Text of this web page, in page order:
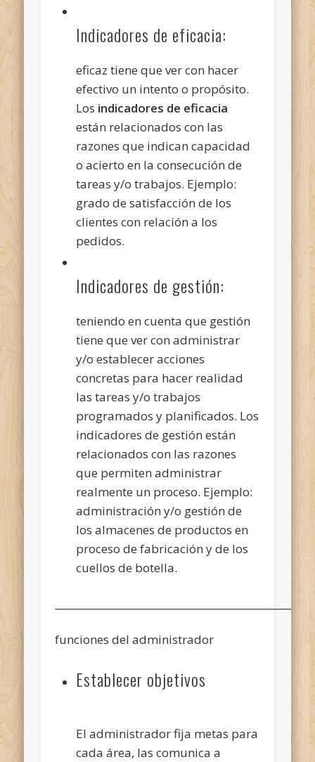
Indicadores de eficacia:
eficaz tiene que ver con hacer
efectivo un intento o propósito.
Los indicadores de eficacia
están relacionados con las
razones que indican capacidad
o acierto en la consecución de
tareas y/o trabajos. Ejemplo:
grado de satisfacción de los
clientes con relación a los
pedidos.
Indicadores de gestión:
teniendo en cuenta que gestión
tiene que ver con administrar
y/o establecer acciones
concretas para hacer realidad
las tareas y/o trabajos
programados y planificados. Los
indicadores de gestión están
relacionados con las razones
que permiten administrar
realmente un proceso. Ejemplo:
administración y/o gestión de
los almacenes de productos en
proceso de fabricación y de los
cuellos de botella.
funciones del administrador
Establecer objetivos
El administrador fija metas para
cada área, las comunica a